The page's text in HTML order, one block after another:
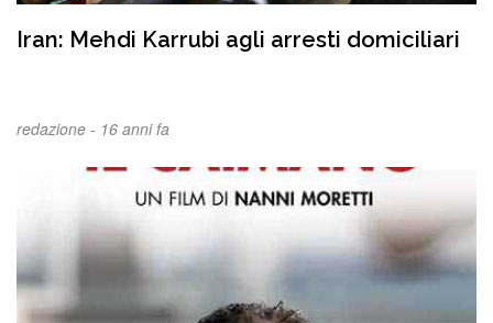
Iran: Mehdi Karrubi agli arresti domiciliari
redazione - 16 anni fa